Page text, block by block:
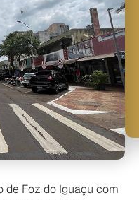
de Foz do Iguaçu com